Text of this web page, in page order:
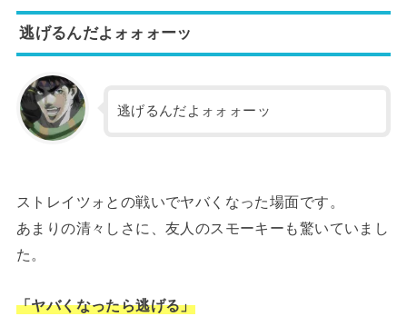
逃げるんだよォォォーッ
逃げるんだよォォォーッ
ストレイツォとの戦いでヤバくなった場面です。
あまりの清々しさに、友人のスモーキーも驚いていまし
た。
「ヤバくなったら逃げる」